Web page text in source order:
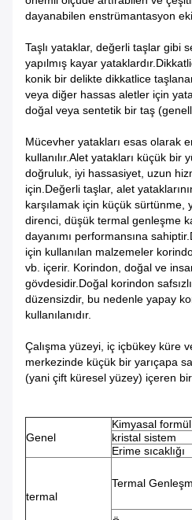
dayanabilen enstrümantasyon
Taşlı yataklar, değerli taşlar gibi
yapılmış kayar
konik bir delikte dikkatlice
veya diğer hassas aletler için
doğal veya sentetik bir taş
Mücevher yatakları esas olarak
kullanılır.Alet yatakları küçük bir
doğruluk, iyi hassasiyet, uzun
için.Değerli taşlar, alet
karşılamak için küçük sürtünme,
direnci, düşük termal genleşme
dayanımı performansına
için kullanılan malzemeler
vb. içerir. Korindon, doğal ve
gövdesidir.Doğal korindon
düzensizdir, bu nedenle yapay
kullanılanıdır.
Çalışma yüzeyi, iç içbükey küre
merkezinde küçük bir yarıçapa
(yani çift küresel yüzey) içeren bir
Genel
Kimyasal formül
kristal sistem
Erime sıcaklığı
termal
Termal